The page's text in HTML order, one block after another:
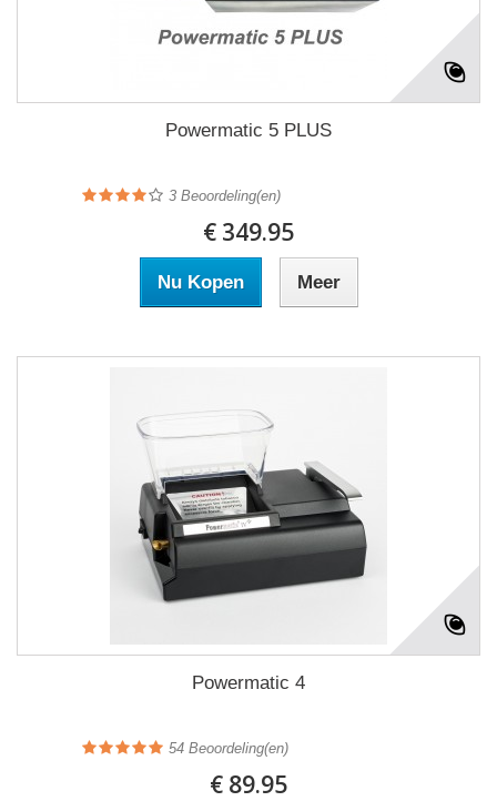
Powermatic 5 PLUS
3 Beoordeling(en)
€ 349.95
Nu Kopen Meer
Powermatic 4
54 Beoordeling(en)
€ 89.95